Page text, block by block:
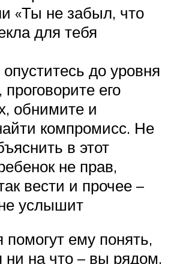
«Ты не забыл, что
для тебя
до уровня
проговорите его
обнимите и
компромисс. Не
в этот
не прав,
вести и прочее –
услышит
помогут ему понять,
ни на что – вы рядом,